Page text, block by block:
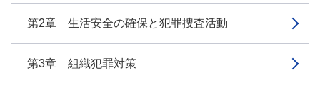
第2章 生活安全の確保と犯罪捜査活動
第3章 組織犯罪対策